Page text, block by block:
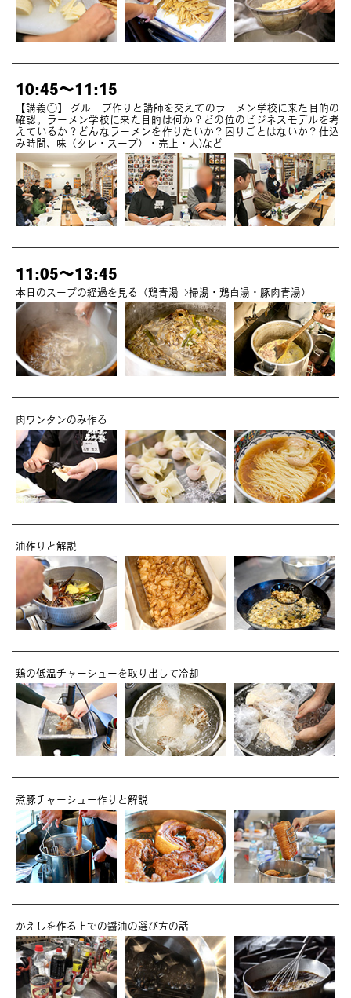
10:45～11:15
【講義①】 グループ作りと講師を交えてのラーメン学校に来た目的の
確認。ラーメン学校に来た目的は何か？どの位のビジネスモデルを考
えているか？どんなラーメンを作りたいか？困りごとはないか？仕込
み時間、味（タレ・スープ）・売上・人)など
11:05～13:45
本日のスープの経過を見る（鶏青湯⇒掃湯・鶏白湯・豚肉青湯）
肉ワンタンのみ作る
油作りと解説
鶏の低温チャーシューを取り出して冷却
煮豚チャーシュー作りと解説
かえしを作る上での醤油の選び方の話